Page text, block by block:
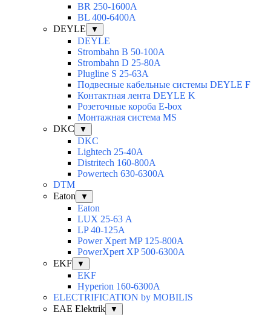
BR 250-1600A
BL 400-6400A
DEYLE
▼
DEYLE
Strombahn B 50-100A
Strombahn D 25-80A
Plugline S 25-63A
Подвесные кабельные системы DEYLE F
Контактная лента DEYLE K
Розеточные короба E-box
Монтажная система MS
DKC
▼
DKC
Lightech 25-40А
Distritech 160-800А
Powertech 630-6300А
DTM
Eaton
▼
Eaton
LUX 25-63 А
LP 40-125A
Power Xpert MP 125-800A
PowerXpert XP 500-6300A
EKF
▼
EKF
Hyperion 160-6300А
ELECTRIFICATION by MOBILIS
EAE Elektrik
▼